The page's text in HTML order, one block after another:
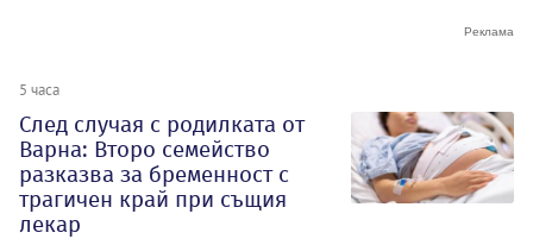
5 часа
След случая с родилката от
Варна: Второ семейство
разказва за бременност с
трагичен край при същия
лекар